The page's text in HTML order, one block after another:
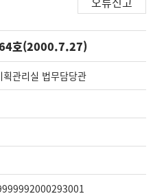
호(2000.7.27)
획관리실 법무담당관